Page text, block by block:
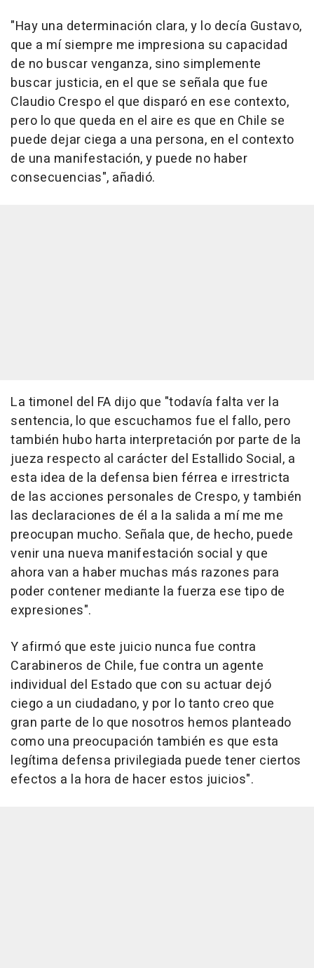
"Hay una determinación clara, y lo decía Gustavo,
que a mí siempre me impresiona su capacidad
de no buscar venganza, sino simplemente
buscar justicia, en el que se señala que fue
Claudio Crespo el que disparó en ese contexto,
pero lo que queda en el aire es que en Chile se
puede dejar ciega a una persona, en el contexto
de una manifestación, y puede no haber
consecuencias", añadió.
La timonel del FA dijo que "todavía falta ver la
sentencia, lo que escuchamos fue el fallo, pero
también hubo harta interpretación por parte de la
jueza respecto al carácter del Estallido Social, a
esta idea de la defensa bien férrea e irrestricta
de las acciones personales de Crespo, y también
las declaraciones de él a la salida a mí me me
preocupan mucho. Señala que, de hecho, puede
venir una nueva manifestación social y que
ahora van a haber muchas más razones para
poder contener mediante la fuerza ese tipo de
expresiones".
Y afirmó que este juicio nunca fue contra
Carabineros de Chile, fue contra un agente
individual del Estado que con su actuar dejó
ciego a un ciudadano, y por lo tanto creo que
gran parte de lo que nosotros hemos planteado
como una preocupación también es que esta
legítima defensa privilegiada puede tener ciertos
efectos a la hora de hacer estos juicios".